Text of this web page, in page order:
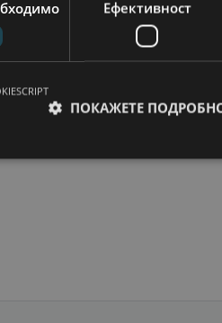
Ефективност
ПОКАЖЕТЕ